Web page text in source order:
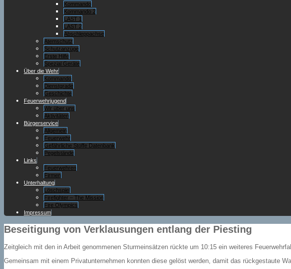
Kommando
Kommando 2
LAST 1
LAST 2
Abschleppachse
Atemschutz
Schutzanzüge
Erste Hilfe
Spezial Geräte
Über die Wehr
Kommando
Dienstgrade
Geschichte
Feuerwehrjugend
Wir über uns
Aktivitäten
Bürgerservice
Allgemein
Feuerwehr
Gefährliche Stoffe Datenbank
Pegelstände
Links
Feuerwehren
Firmen
Unterhaltung
Löschspiel
Firefighter – The Mission
Fire Olympics
Impressum
Beseitigung von Verklausungen entlang der Piesting
Zeitgleich mit den in Arbeit genommenen Sturmeinsätzen rückte um 10:15 ein weiteres
Gemeinsam mit einem Privatunternehmen konnten diese gelöst werden, damit das rückgestaute